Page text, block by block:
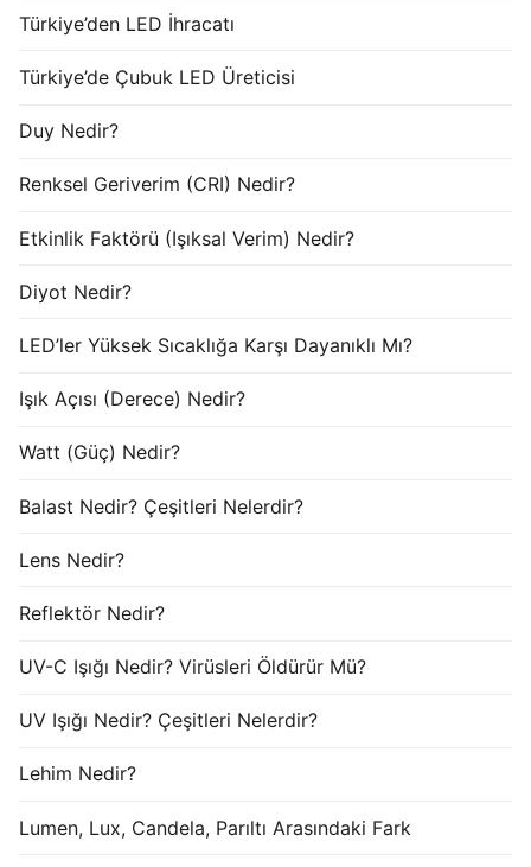
Türkiye’den LED İhracatı
Türkiye’de Çubuk LED Üreticisi
Duy Nedir?
Renksel Geriverim (CRI) Nedir?
Etkinlik Faktörü (Işıksal Verim) Nedir?
Diyot Nedir?
LED’ler Yüksek Sıcaklığa Karşı Dayanıklı Mı?
Işık Açısı (Derece) Nedir?
Watt (Güç) Nedir?
Balast Nedir? Çeşitleri Nelerdir?
Lens Nedir?
Reflektör Nedir?
UV-C Işığı Nedir? Virüsleri Öldürür Mü?
UV Işığı Nedir? Çeşitleri Nelerdir?
Lehim Nedir?
Lumen, Lux, Candela, Parıltı Arasındaki Fark